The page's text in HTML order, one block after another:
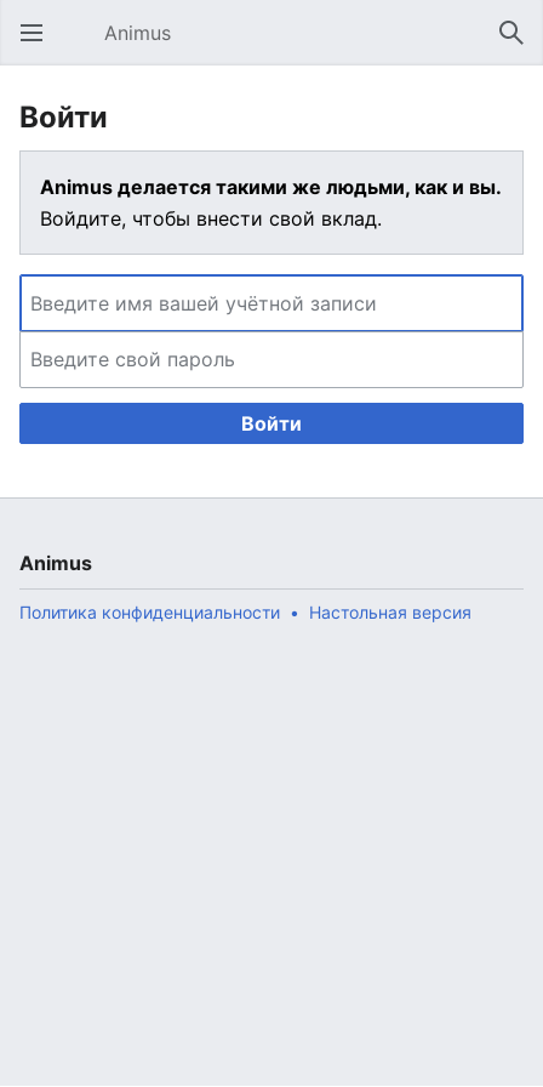
Открыть главное меню Animus
Войти
Animus делается такими же людьми, как и вы.
Войдите, чтобы внести свой вклад.
Войти
Animus
Политика конфиденциальности Настольная версия